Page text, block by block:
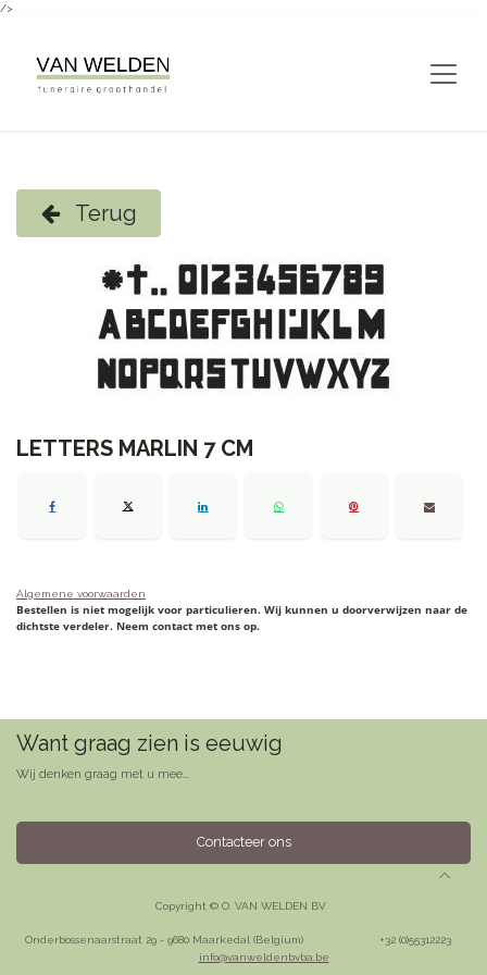
/>
Terug
LETTERS MARLIN 7 CM
Algemene voorwaarden
Bestellen is niet mogelijk voor particulieren. Wij kunnen u doorverwijzen naar de
dichtste verdeler. Neem contact met ons op.
Want graag zien is eeuwig
Wij denken graag met u mee...
Contacteer ons
Copyright © O. VAN WELDEN BV
Onderbossenaarstraat 29 - 9680 Maarkedal (Belgium)
​+32 (0)55312223
info@vanweldenbvba.be